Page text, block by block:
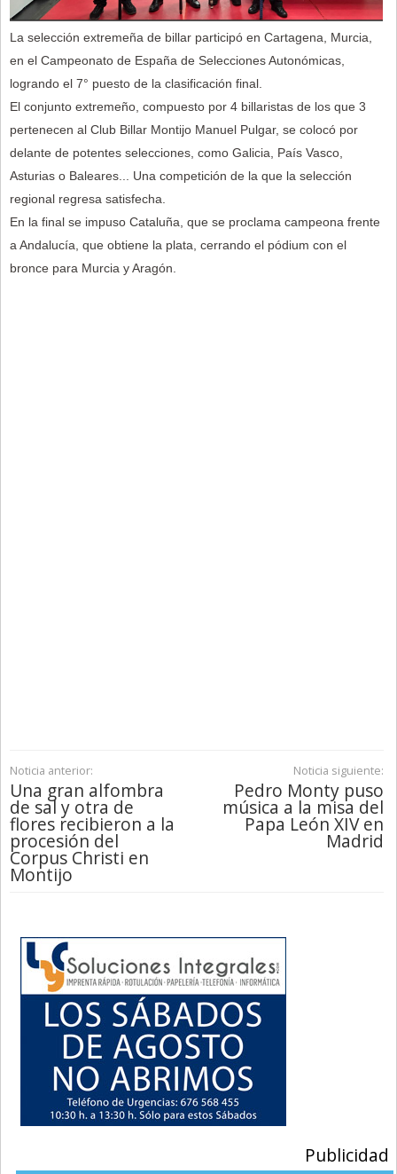
La selección extremeña de billar participó en Cartagena, Murcia,
en el Campeonato de España de Selecciones Autonómicas,
logrando el 7° puesto de la clasificación final.
El conjunto extremeño, compuesto por 4 billaristas de los que 3
pertenecen al Club Billar Montijo Manuel Pulgar, se colocó por
delante de potentes selecciones, como Galicia, País Vasco,
Asturias o Baleares... Una competición de la que la selección
regional regresa satisfecha.
En la final se impuso Cataluña, que se proclama campeona frente
a Andalucía, que obtiene la plata, cerrando el pódium con el
bronce para Murcia y Aragón.
Noticia anterior:
Una gran alfombra
de sal y otra de
flores recibieron a la
procesión del
Corpus Christi en
Montijo
Noticia siguiente:
Pedro Monty puso
música a la misa del
Papa León XIV en
Madrid
Publicidad